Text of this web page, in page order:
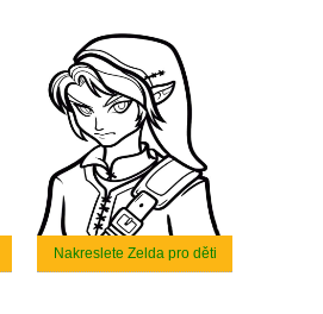
Nakreslete Zelda pro děti